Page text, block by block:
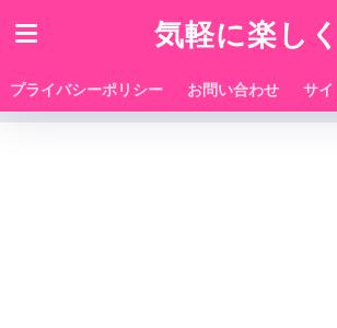
気軽に楽しく
プライバシーポリシー お問い合わせ サイ